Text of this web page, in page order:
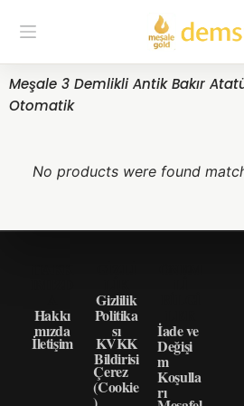
Meşale 3 Demlikli Antik Bakır
Otomatik
No products were found
Hakkı
mızda
İletişim
Gizlilik
Politika
sı
KVKK
Bildirisi
Çerez
(Cookie
İade ve
Değişi
m
Koşulla
rı